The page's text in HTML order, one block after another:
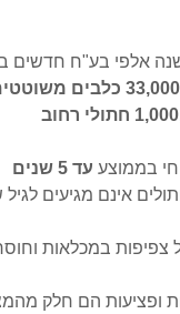
בממוצע עד 5 שנים
צפיפות במכלאות